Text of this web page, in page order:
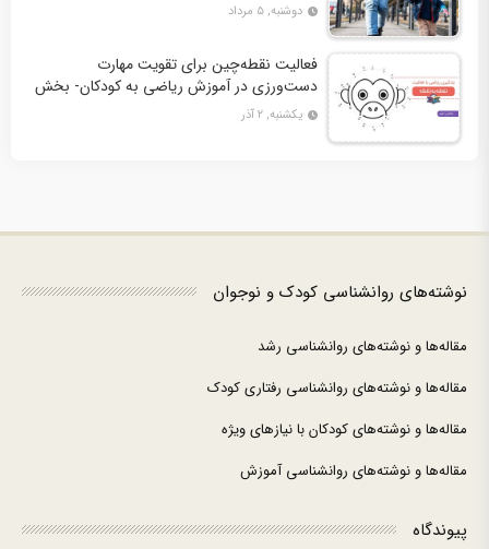
دوشنبه, ۵ مرداد
فعالیت نقطه‌چین برای تقویت مهارت
دست‌ورزی در آموزش ریاضی به کودکان- بخش
دوم + 10 کاربرگ فعالیت
یکشنبه, ۲ آذر
نوشته‌های روانشناسی کودک و نوجوان
مقاله‌ها و نوشته‌های روانشناسی رشد
مقاله‌ها و نوشته‌های روانشناسی رفتاری کودک
مقاله‌ها و نوشته‌های کودکان با نیازهای ویژه
مقاله‌ها و نوشته‌های روانشناسی آموزش
پیوندگاه